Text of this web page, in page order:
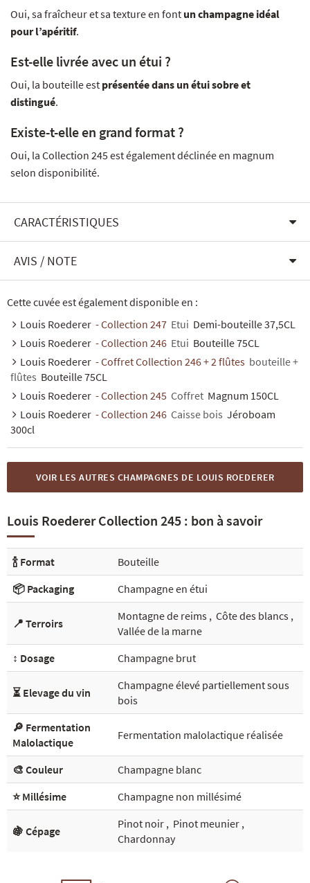
Oui, sa fraîcheur et sa texture en font un champagne idéal
pour l’apéritif.
Est-elle livrée avec un étui ?
Oui, la bouteille est présentée dans un étui sobre et
distingué.
Existe-t-elle en grand format ?
Oui, la Collection 245 est également déclinée en magnum
selon disponibilité.
CARACTÉRISTIQUES
AVIS / NOTE
Cette cuvée est également disponible en :
Louis Roederer - Collection 247 Etui Demi-bouteille 37,5CL
Louis Roederer - Collection 246 Etui Bouteille 75CL
Louis Roederer - Coffret Collection 246 + 2 flûtes bouteille +
flûtes Bouteille 75CL
Louis Roederer - Collection 245 Coffret Magnum 150CL
Louis Roederer - Collection 246 Caisse bois Jéroboam
300cl
VOIR LES AUTRES CHAMPAGNES DE LOUIS ROEDERER
Louis Roederer Collection 245 : bon à savoir
🍾 Format
Bouteille
📦 Packaging
Champagne en étui
📍 Terroirs
Montagne de reims , Côte des blancs ,
Vallée de la marne
↕️ Dosage
Champagne brut
⏳ Elevage du vin
Champagne élevé partiellement sous
bois
🔎 Fermentation
Malolactique
Fermentation malolactique réalisée
🎨 Couleur
Champagne blanc
⭐ Millésime
Champagne non millésimé
🍇 Cépage
Pinot noir , Pinot meunier ,
Chardonnay